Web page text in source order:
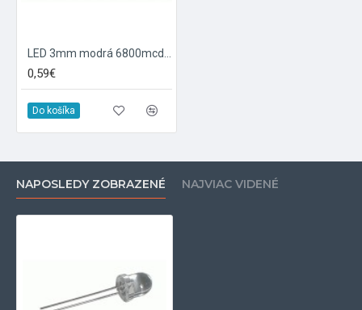
0,59€
Do košíka
NAPOSLEDY ZOBRAZENÉ NAJVIAC VIDENÉ